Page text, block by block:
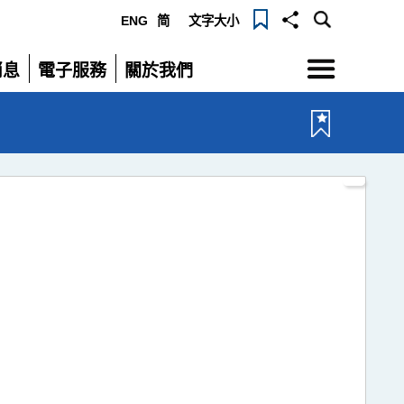
ENG 简 文字大小
電子服務
展開
關於我們
展開
選單